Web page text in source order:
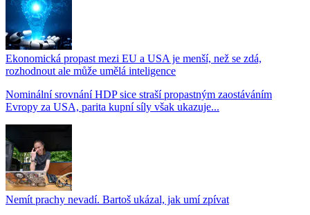
Ekonomická propast mezi EU a USA je menší, než se zdá,
rozhodnout ale může umělá inteligence
Nominální srovnání HDP sice straší propastným zaostáváním
Evropy za USA, parita kupní síly však ukazuje...
Nemít prachy nevadí. Bartoš ukázal, jak umí zpívat